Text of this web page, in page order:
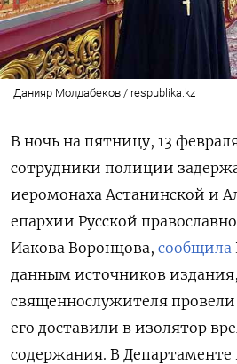
Данияр Молдабеков / respublika.kz
В ночь на пятницу, 13
сотрудники полиции
иеромонаха Астанинской и
епархии Русской
Иакова Воронцова, сообщила
данным источников
священнослужителя провели
его доставили в изолятор
содержания. В